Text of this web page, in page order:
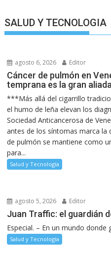
SALUD Y TECNOLOGIA
agosto 6, 2026 Editor
Cáncer de pulmón en
temprana es la gran
***Más allá del cigarrillo
el humo de leña elevan los
Sociedad Anticancerosa de
antes de los síntomas marca la
de pulmón se mantiene como
para...
Salud y Tecnología
agosto 5, 2026 Editor
Juan Traffic: el guardián
Especial. – En un mundo donde
Salud y Tecnología